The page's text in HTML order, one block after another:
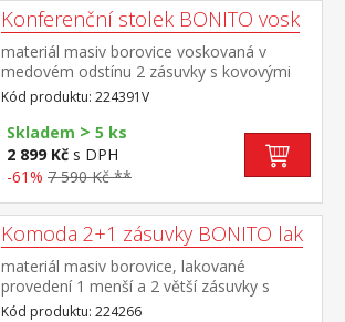
Konferenční stolek BONITO vosk
materiál masiv borovice voskovaná v
medovém odstínu 2 zásuvky s kovovými
pojezdy
Kód produktu: 224391V
Skladem > 5 ks
2 899 Kč s DPH
-61% 7 590 Kč **
Komoda 2+1 zásuvky BONITO lak
materiál masiv borovice, lakované
provedení 1 menší a 2 větší zásuvky s
kovovými pojezdy
Kód produktu: 224266